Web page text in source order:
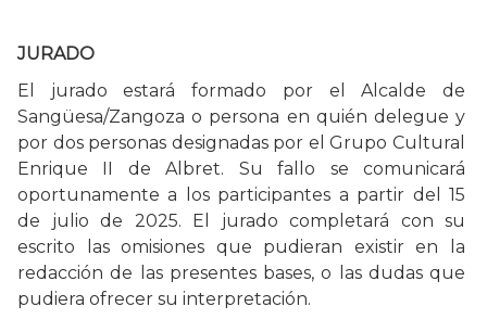
JURADO
El jurado estará formado por el Alcalde de
Sangüesa/Zangoza o persona en quién delegue y
por dos personas designadas por el Grupo Cultural
Enrique II de Albret. Su fallo se comunicará
oportunamente a los participantes a partir del 15
de julio de 2025. El jurado completará con su
escrito las omisiones que pudieran existir en la
redacción de las presentes bases, o las dudas que
pudiera ofrecer su interpretación.